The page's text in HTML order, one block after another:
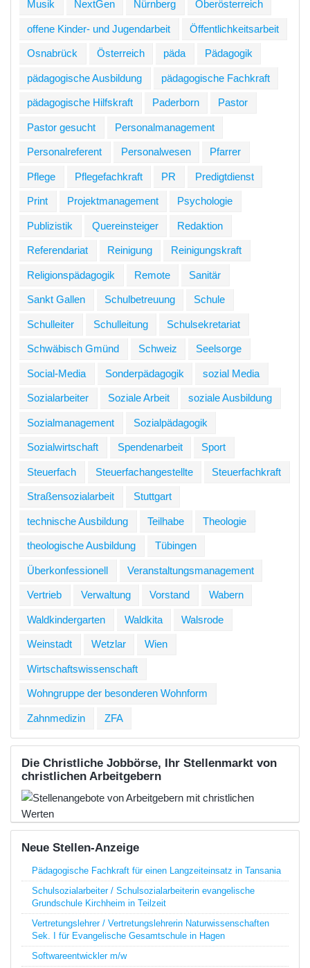
Musik NextGen Nürnberg Oberösterreich
offene Kinder- und Jugendarbeit Öffentlichkeitsarbeit
Osnabrück Österreich päda Pädagogik
pädagogische Ausbildung pädagogische Fachkraft
pädagogische Hilfskraft Paderborn Pastor
Pastor gesucht Personalmanagement
Personalreferent Personalwesen Pfarrer
Pflege Pflegefachkraft PR Predigtdienst
Print Projektmanagement Psychologie
Publizistik Quereinsteiger Redaktion
Referendariat Reinigung Reinigungskraft
Religionspädagogik Remote Sanitär
Sankt Gallen Schulbetreuung Schule
Schulleiter Schulleitung Schulsekretariat
Schwäbisch Gmünd Schweiz Seelsorge
Social-Media Sonderpädagogik sozial Media
Sozialarbeiter Soziale Arbeit soziale Ausbildung
Sozialmanagement Sozialpädagogik
Sozialwirtschaft Spendenarbeit Sport
Steuerfach Steuerfachangestellte Steuerfachkraft
Straßensozialarbeit Stuttgart
technische Ausbildung Teilhabe Theologie
theologische Ausbildung Tübingen
Überkonfessionell Veranstaltungsmanagement
Vertrieb Verwaltung Vorstand Wabern
Waldkindergarten Waldkita Walsrode
Weinstadt Wetzlar Wien
Wirtschaftswissenschaft
Wohngruppe der besonderen Wohnform
Zahnmedizin ZFA
Die Christliche Jobbörse, Ihr Stellenmarkt von
christlichen Arbeitgebern
Neue Stellen-Anzeige
Pädagogische Fachkraft für einen Langzeiteinsatz in Tansania
Schulsozialarbeiter / Schulsozialarbeiterin evangelische
Grundschule Kirchheim in Teilzeit
Vertretungslehrer / Vertretungslehrerin Naturwissenschaften
Sek. I für Evangelische Gesamtschule in Hagen
Softwareentwickler m/w